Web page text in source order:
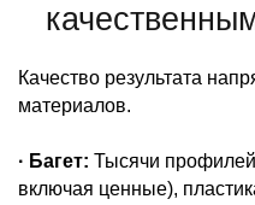
Качество результата
материалов.
· Багет: Тысячи
включая ценные),